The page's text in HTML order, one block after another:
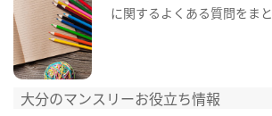
に関するよくある質問をまと
大分のマンスリーお役立ち情報